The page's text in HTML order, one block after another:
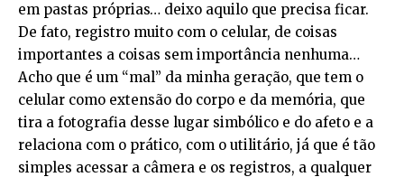
em pastas próprias… deixo aquilo que precisa ficar.
De fato, registro muito com o celular, de coisas
importantes a coisas sem importância nenhuma…
Acho que é um “mal” da minha geração, que tem o
celular como extensão do corpo e da memória, que
tira a fotografia desse lugar simbólico e do afeto e a
relaciona com o prático, com o utilitário, já que é tão
simples acessar a câmera e os registros, a qualquer